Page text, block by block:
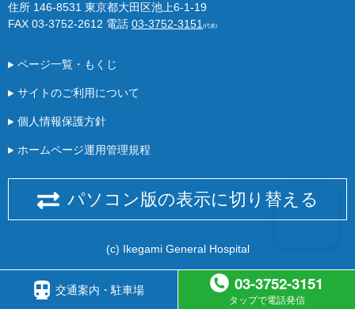
住所 146-8531 東京都大田区池上6-1-19
FAX 03-3752-2612 電話 03-3752-3151 (代表)
ページ一覧・もくじ
サイトのご利用について
個人情報保護方針
ホームページ運用管理規程
パソコン版の表示に切り替える
(c) Ikegami General Hospital
交通案内・駐車場 03-3752-3151
タップで電話発信